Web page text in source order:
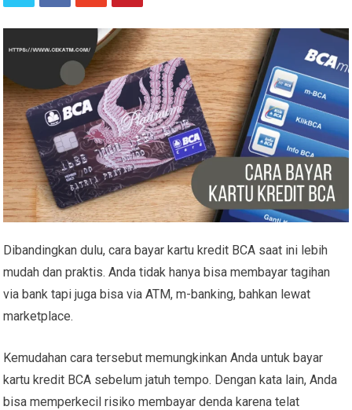
Dibandingkan dulu,cara bayar kartu kredit BCA saat ini lebih
mudah dan praktis. Anda tidak hanya bisa membayar tagihan
via bank tapi juga bisa via ATM, m-banking, bahkan lewat
marketplace.
Kemudahan cara tersebut memungkinkan Anda untukbayar
kartu kredit BCA sebelum jatuh tempo. Dengan kata lain, Anda
bisa memperkecil risiko membayar denda karena telat